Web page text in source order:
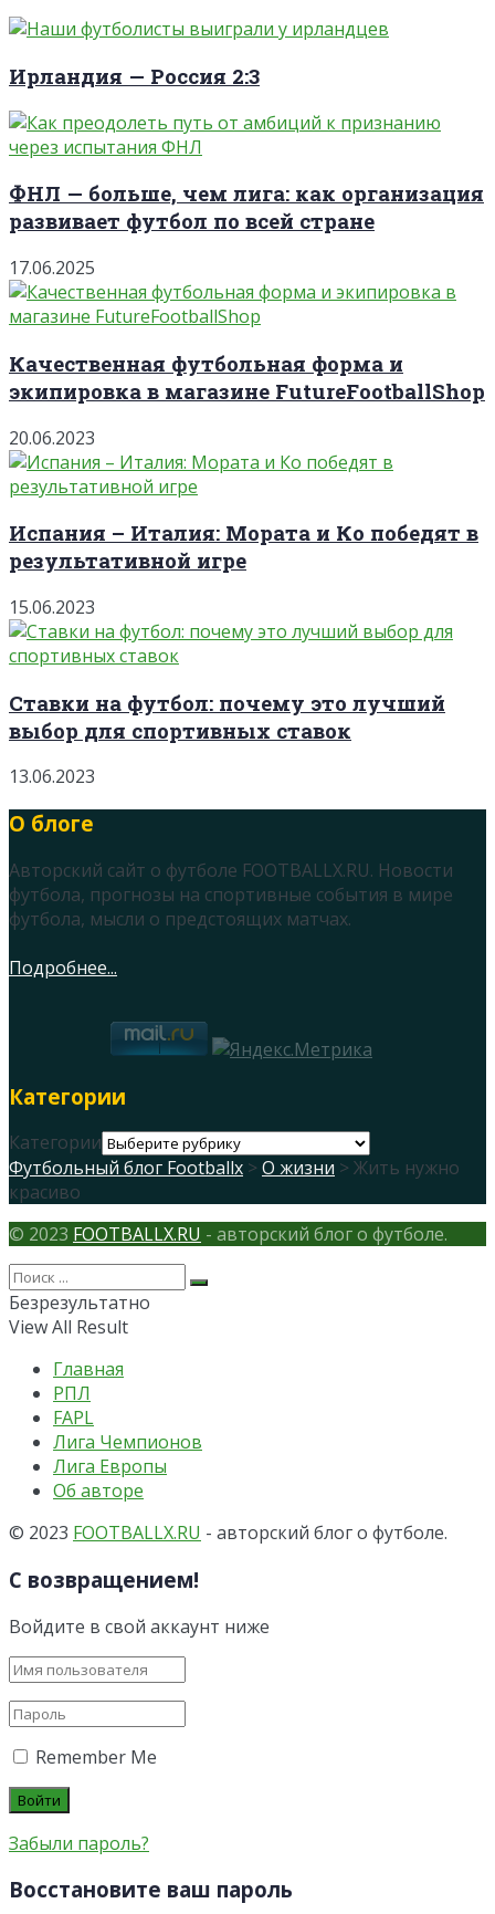
Ирландия — Россия 2:3
ФНЛ — больше, чем лига: как организация
развивает футбол по всей стране
17.06.2025
Качественная футбольная форма и
экипировка в магазине FutureFootballShop
20.06.2023
Испания – Италия: Мората и Ко победят в
результативной игре
15.06.2023
Ставки на футбол: почему это лучший
выбор для спортивных ставок
13.06.2023
О блоге
Авторский сайт о футболе FOOTBALLX.RU. Новости
футбола, прогнозы на спортивные события в мире
футбола, мысли о предстоящих матчах.
Подробнее...
Категории
Категории
Футбольный блог Footballx > О жизни > Жить нужно
красиво
© 2023 FOOTBALLX.RU - авторский блог о футболе.
Безрезультатно
View All Result
Главная
РПЛ
FAPL
Лига Чемпионов
Лига Европы
Об авторе
© 2023 FOOTBALLX.RU - авторский блог о футболе.
С возвращением!
Войдите в свой аккаунт ниже
Remember Me
Забыли пароль?
Восстановите ваш пароль